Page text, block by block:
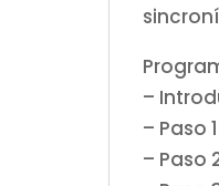
–
– Paso
– Paso